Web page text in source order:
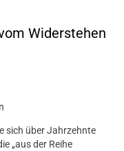
Widerstehen
sich über Jahrzehnte
„aus der Reihe